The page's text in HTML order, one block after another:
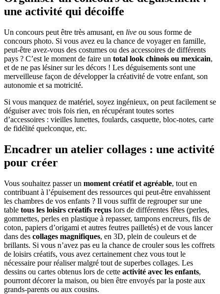
une activité qui décoiffe
Un concours peut être très amusant, en live ou sous forme de
concours photo. Si vous avez eu la chance de voyager en famille,
peut-être avez-vous des costumes ou des accessoires de différents
pays ? C’est le moment de faire un total look chinois ou mexicain,
et de ne pas lésiner sur les décors ! Les déguisements sont une
merveilleuse façon de développer la créativité de votre enfant, son
autonomie et sa motricité.
Si vous manquez de matériel, soyez ingénieux, on peut facilement se
déguiser avec trois fois rien, en récupérant toutes sortes
d’accessoires : vieilles lunettes, foulards, casquette, bloc-notes, carte
de fidélité quelconque, etc.
Encadrer un atelier collages : une activité
pour créer
Vous souhaitez passer un moment créatif et agréable, tout en
contribuant à l’épuisement des ressources qui peut-être envahissent
les chambres de vos enfants ? Il vous suffit de regrouper sur une
table tous les loisirs créatifs reçus lors de différentes fêtes (perles,
gommettes, perles en plastique à repasser, tampons encreurs, fils de
coton, papiers d’origami et autres feutres pailletés) et de vous lancer
dans des collages magnifiques, en 3D, plein de couleurs et de
brillants. Si vous n’avez pas eu la chance de crouler sous les coffrets
de loisirs créatifs, vous avez certainement chez vous tout le
nécessaire pour réaliser malgré tout de superbes collages. Les
dessins ou cartes obtenus lors de cette activité avec les enfants,
pourront décorer la maison, ou bien être envoyés par la poste aux
grands-parents ou aux cousins.